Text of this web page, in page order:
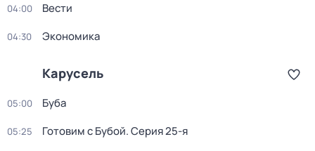
04:00 Вести
04:30 Экономика
Карусель
05:00 Буба
05:25 Готовим с Бубой. Серия 25-я